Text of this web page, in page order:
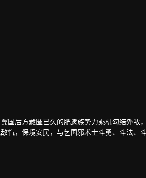
国后方藏匿已久的肥遗族势力乘机勾结外敌
，保境安民，与乞国邪术士斗勇、斗法、